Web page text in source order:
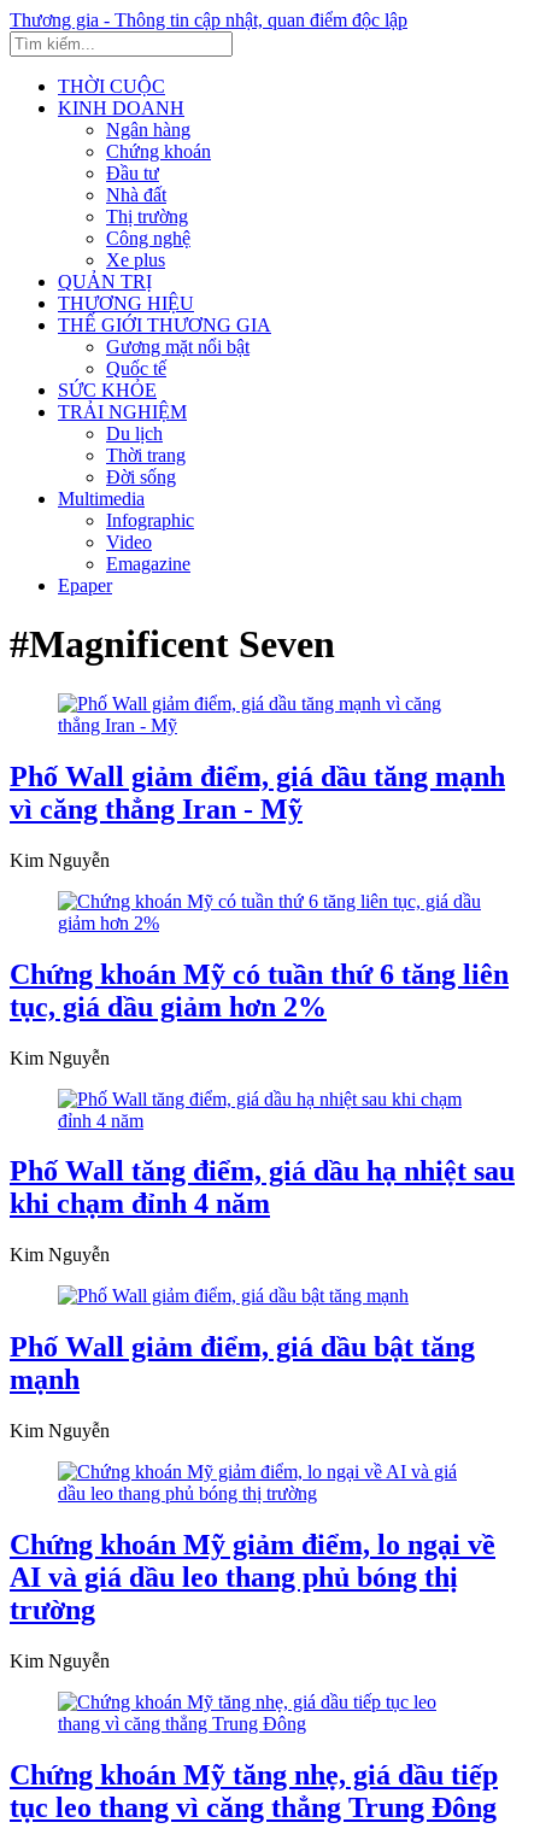
Thương gia - Thông tin cập nhật, quan điểm độc lập
THỜI CUỘC
KINH DOANH
Ngân hàng
Chứng khoán
Đầu tư
Nhà đất
Thị trường
Công nghệ
Xe plus
QUẢN TRỊ
THƯƠNG HIỆU
THẾ GIỚI THƯƠNG GIA
Gương mặt nổi bật
Quốc tế
SỨC KHỎE
TRẢI NGHIỆM
Du lịch
Thời trang
Đời sống
Multimedia
Infographic
Video
Emagazine
Epaper
#Magnificent Seven
Phố Wall giảm điểm, giá dầu tăng mạnh
vì căng thẳng Iran - Mỹ
Kim Nguyễn
Chứng khoán Mỹ có tuần thứ 6 tăng liên
tục, giá dầu giảm hơn 2%
Kim Nguyễn
Phố Wall tăng điểm, giá dầu hạ nhiệt sau
khi chạm đỉnh 4 năm
Kim Nguyễn
Phố Wall giảm điểm, giá dầu bật tăng
mạnh
Kim Nguyễn
Chứng khoán Mỹ giảm điểm, lo ngại về
AI và giá dầu leo thang phủ bóng thị
trường
Kim Nguyễn
Chứng khoán Mỹ tăng nhẹ, giá dầu tiếp
tục leo thang vì căng thẳng Trung Đông